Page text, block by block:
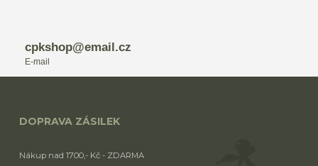
cpkshop@email.cz
E-mail
DOPRAVA ZÁSILEK
Nákup nad 1700,- Kč - ZDARMA